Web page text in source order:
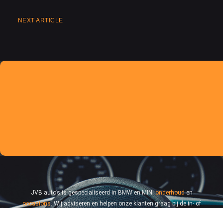
NEXT ARTICLE
JVB auto’s is gespecialiseerd in BMW en MINIonderhouden
occasions. Wij adviseren en helpen onze klanten graag bij de in- of